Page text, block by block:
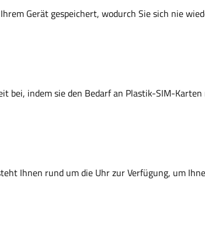
Gerät gespeichert, wodurch Sie sich nie
bei, indem sie den Bedarf an Plastik-SIM-
Ihnen rund um die Uhr zur Verfügung, um